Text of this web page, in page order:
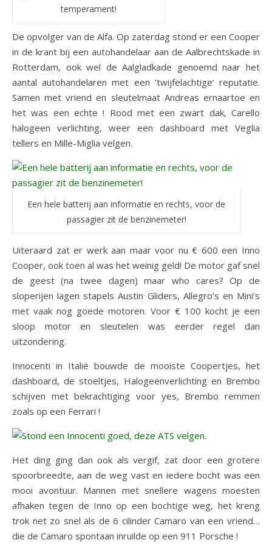
temperament!
De opvolger van de Alfa. Op zaterdag stond er een Cooper
in de krant bij een autohandelaar aan de Aalbrechtskade in
Rotterdam, ook wel de Aalgladkade genoemd naar het
aantal autohandelaren met een ‘twijfelachtige’ reputatie.
Samen met vriend en sleutelmaat Andreas ernaartoe en
het was een echte ! Rood met een zwart dak, Carello
halogeen verlichting, weer een dashboard met Veglia
tellers en Mille-Miglia velgen.
Een hele batterij aan informatie en rechts, voor de
passagier zit de benzinemeter!
Uiteraard zat er werk aan maar voor nu € 600 een Inno
Cooper, ook toen al was het weinig geld! De motor gaf snel
de geest (na twee dagen) maar who cares? Op de
sloperijen lagen stapels Austin Gliders, Allegro’s en Mini’s
met vaak nog goede motoren. Voor € 100 kocht je een
sloop motor en sleutelen was eerder regel dan
uitzondering.
Innocenti in Italië bouwde de mooiste Coopertjes, het
dashboard, de stoeltjes, Halogeenverlichting en Brembo
schijven met bekrachtiging voor yes, Brembo remmen
zoals op een Ferrari !
Het ding ging dan ook als vergif, zat door een grotere
spoorbreedte, aan de weg vast en iedere bocht was een
mooi avontuur. Mannen met snellere wagens moesten
afhaken tegen de Inno op een bochtige weg, het kreng
trok net zo snel als de 6 cilinder Camaro van een vriend…
die de Camaro spontaan inruilde op een 911 Porsche !